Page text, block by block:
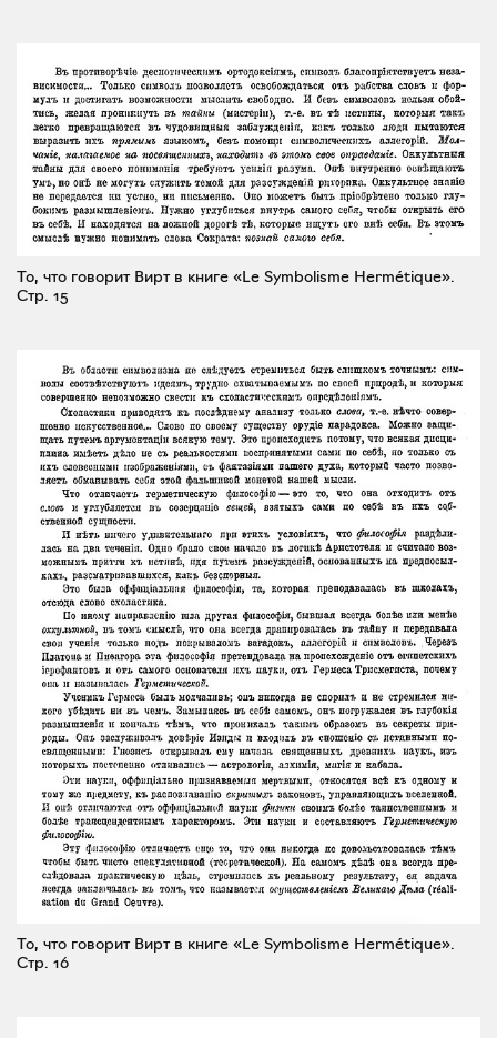
То, что говорит Вирт в книге «Le Symbolisme Hermétique».
Стр. 15
То, что говорит Вирт в книге «Le Symbolisme Hermétique».
Стр. 16